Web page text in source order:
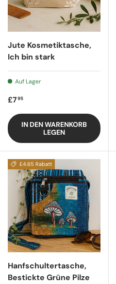
Jute Kosmetiktasche,
Ich bin stark
Auf Lager
Regulärer Preis
£795
IN DEN WARENKORB
LEGEN
£4.65 Rabatt
Hanfschultertasche,
Bestickte Grüne Pilze